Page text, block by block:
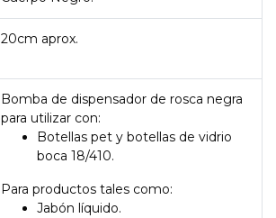
20cm aprox.
Bomba de dispensador de rosca negra
para utilizar con:
Botellas pet y botellas de vidrio
boca 18/410.
Para productos tales como:
Jabón líquido.